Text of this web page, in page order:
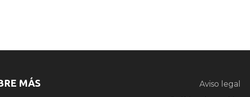
MÁS
Aviso legal